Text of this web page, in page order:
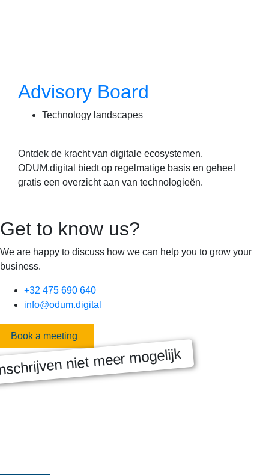
Advisory Board
Technology landscapes
Ontdek de kracht van digitale ecosystemen.
ODUM.digital biedt op regelmatige basis en geheel
gratis een overzicht aan van technologieën.
Get to know us?
We are happy to discuss how we can help you to grow your
business.
+32 475 690 640
info@odum.digital
Book a meeting
niet meer mogelijk
MASTERCLASS 2025